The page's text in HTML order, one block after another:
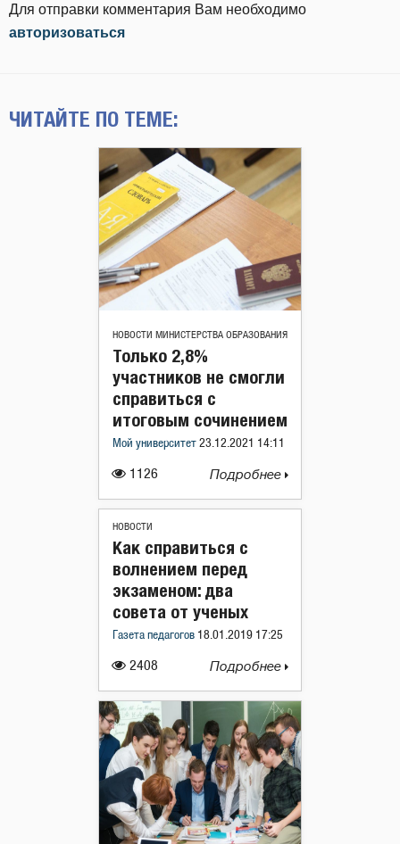
Для отправки комментария Вам необходимо
авторизоваться
ЧИТАЙТЕ ПО ТЕМЕ:
НОВОСТИ МИНИСТЕРСТВА ОБРАЗОВАНИЯ
1126
Только 2,8%
участников не смогли
справиться с
итоговым сочинением
Мой университет 23.12.2021 14:11
Подробнее
НОВОСТИ
2408
Как справиться с
волнением перед
экзаменом: два
совета от ученых
Газета педагогов 18.01.2019 17:25
Подробнее